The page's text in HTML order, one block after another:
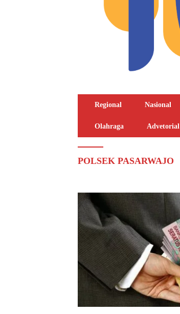
Regional Nasional
Olahraga Advetorial
POLSEK PASARWAJO